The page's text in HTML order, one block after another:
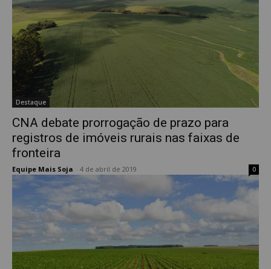
Destaque
CNA debate prorrogação de prazo para
registros de imóveis rurais nas faixas de
fronteira
Equipe Mais Soja 4 de abril de 2019 0